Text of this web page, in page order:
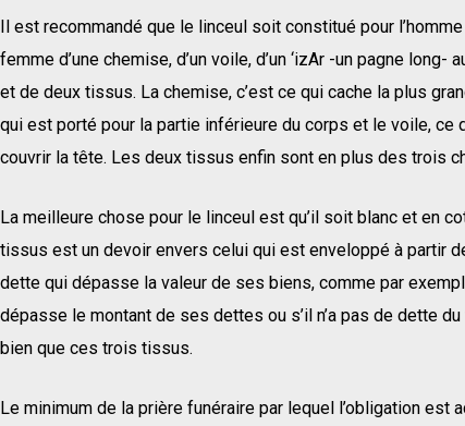
Il est recommandé que le linceul soit constitué pour
femme d’une chemise, d’un voile, d’un ‘izAr -un pagne
et de deux tissus. La chemise, c’est ce qui cache la plus
qui est porté pour la partie inférieure du corps et le voile, ce
couvrir la tête. Les deux tissus enfin sont en plus des trois
La meilleure chose pour le linceul est qu’il soit blanc et en
tissus est un devoir envers celui qui est enveloppé à partir
dette qui dépasse la valeur de ses biens, comme par
dépasse le montant de ses dettes ou s’il n’a pas de dette du
bien que ces trois tissus.
Le minimum de la prière funéraire par lequel l’obligation est